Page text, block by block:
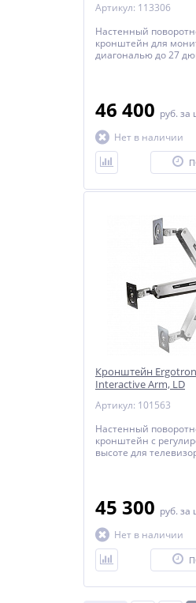
Артикул: 113306
Настенный
кронштейн для
диагональю до 27
46 400 руб. за
Нет в наличии
Кронштейн Ergotron
Interactive Arm, LD
Артикул: 101563
Настенный
кронштейн c
высоте для
45 300 руб. за
Нет в наличии